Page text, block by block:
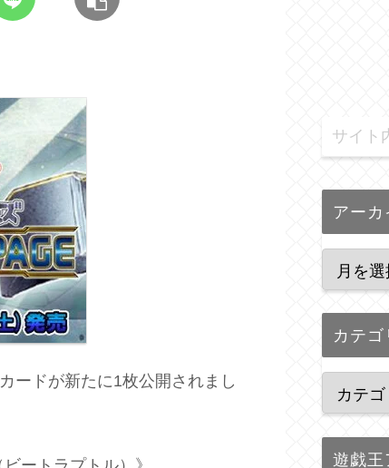
ードが新たに1枚公開されまし
アーカ
カテゴ
遊戯王